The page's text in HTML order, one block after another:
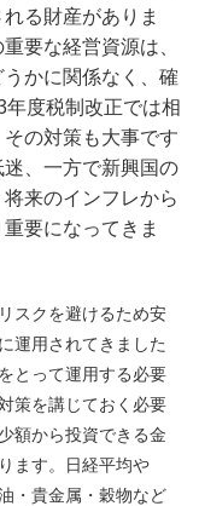
る財産がありま
要な経営資源は、
かに関係なく、確
年度税制改正では相
の対策も大事です
、一方で新興国の
来のインフレから
要になってきま
スクを避けるため安
運用されてきました
とって運用する必要
策を講じておく必要
額から投資できる金
ます。日経平均や
・貴金属・穀物など